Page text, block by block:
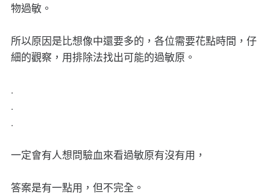
物過敏。
所以原因是比想像中還要多的，各位需要花點時間，仔
細的觀察，用排除法找出可能的過敏原。
.
.
.
一定會有人想問驗血來看過敏原有沒有用，
答案是有一點用，但不完全。